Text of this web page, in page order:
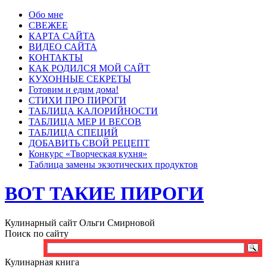
Обо мне
СВЕЖЕЕ
КАРТА САЙТА
ВИДЕО САЙТА
КОНТАКТЫ
КАК РОДИЛСЯ МОЙ САЙТ
КУХОННЫЕ СЕКРЕТЫ
Готовим и едим дома!
СТИХИ ПРО ПИРОГИ
ТАБЛИЦА КАЛОРИЙНОСТИ
ТАБЛИЦА МЕР И ВЕСОВ
ТАБЛИЦА СПЕЦИЙ
ДОБАВИТЬ СВОЙ РЕЦЕПТ
Конкурс «Творческая кухня»
Таблица замены экзотических продуктов
ВОТ ТАКИЕ ПИРОГИ
Кулинарный сайт Ольги Смирновой
Поиск по сайту
Кулинарная книга